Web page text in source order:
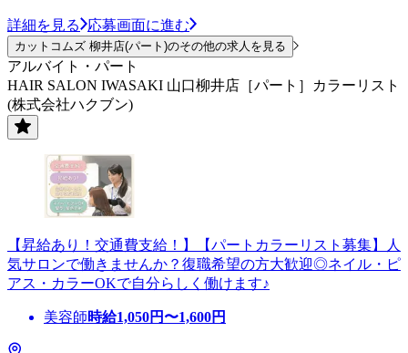
詳細を見る 応募画面に進む
カットコムズ 柳井店(パート)のその他の求人を見る
アルバイト・パート
HAIR SALON IWASAKI 山口柳井店［パート］カラーリスト
(株式会社ハクブン)
【昇給あり！交通費支給！】【パートカラーリスト募集】人
気サロンで働きませんか？復職希望の方大歓迎◎ネイル・ピ
アス・カラーOKで自分らしく働けます♪
美容師時給1,050円〜1,600円